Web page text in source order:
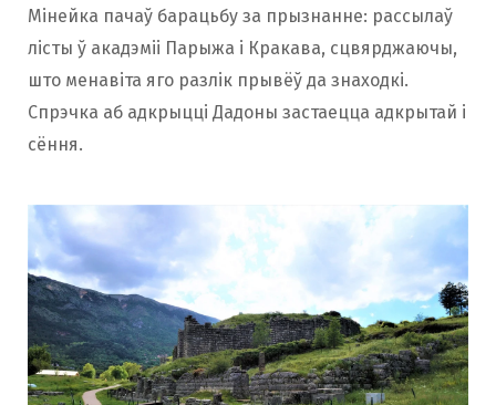
Мінейка пачаў барацьбу за прызнанне: рассылаў
лісты ў акадэміі Парыжа і Кракава, сцвярджаючы,
што менавіта яго разлік прывёў да знаходкі.
Спрэчка аб адкрыцці Дадоны застаецца адкрытай і
сёння.